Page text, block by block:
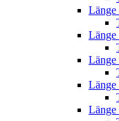
Länge
Länge
Länge
Länge
Länge